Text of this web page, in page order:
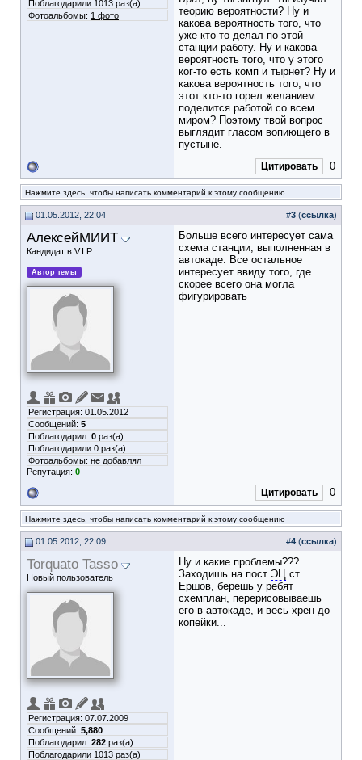
Поблагодарили 1013 раз(а)
Фотоальбомы: 1 фото
теорию вероятности? Ну и
какова вероятность того, что
уже кто-то делал по этой
станции работу. Ну и какова
вероятность того, что у этого
ког-то есть комп и тырнет? Ну и
какова вероятность того, что
этот кто-то горел желанием
поделится работой со всем
миром? Поэтому твой вопрос
выглядит гласом вопиющего в
пустыне.
Цитировать 0
Нажмите здесь, чтобы написать комментарий к этому сообщению
01.05.2012, 22:04 #3 (ссылка)
АлексейМИИТ
Кандидат в V.I.P.
Автор темы
Регистрация: 01.05.2012
Сообщений: 5
Поблагодарил: 0 раз(а)
Поблагодарили 0 раз(а)
Фотоальбомы: не добавлял
Репутация: 0
Больше всего интересует сама
схема станции, выполненная в
автокаде. Все остальное
интересует ввиду того, где
скорее всего она могла
фигурировать
Цитировать 0
Нажмите здесь, чтобы написать комментарий к этому сообщению
01.05.2012, 22:09 #4 (ссылка)
Torquato Tasso
Новый пользователь
Регистрация: 07.07.2009
Сообщений: 5,880
Поблагодарил: 282 раз(а)
Поблагодарили 1013 раз(а)
Ну и какие проблемы???
Заходишь на пост ЭЦ ст.
Ершов, берешь у ребят
схемплан, перерисовываешь
его в автокаде, и весь хрен до
копейки...